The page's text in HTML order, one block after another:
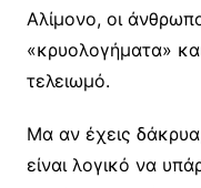
Αλίμονο, οι
«κρυολογήματα»
τελειωμό.
Μα αν έχεις
είναι λογικό να